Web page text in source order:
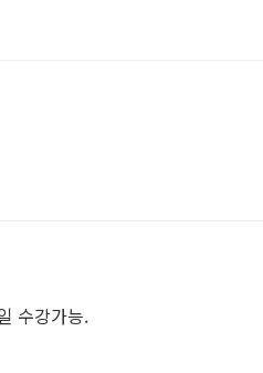
수강가능.